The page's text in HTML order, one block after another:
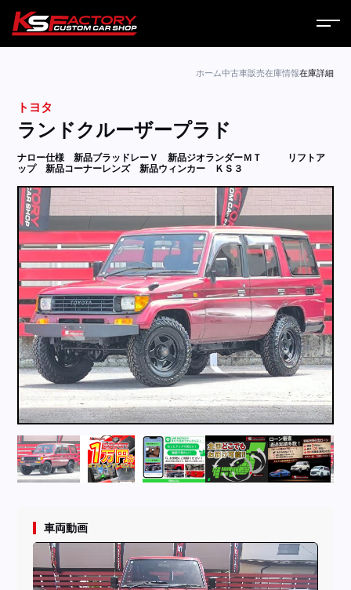
サービス
コラム
ニュース
営業日
お問い合わせ
採用情報
店舗問い合わせ
ホーム中古車販売在庫情報在庫詳細
トヨタ
ランドクルーザープラド
ナロー仕様 新品ブラッドレーＶ 新品ジオランダーＭＴ
リフトア
ップ 新品コーナーレンズ 新品ウィンカー ＫＳ３
車両動画